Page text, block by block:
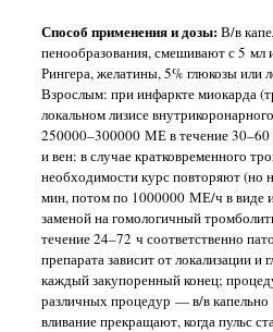
Способ применения и дозы:В/в
пенообразования, смешивают с 5 мл
Рингера, желатины, 5% глюкозы или
Взрослым: при инфаркте миокарда
локальном лизисе
250000–300000 МЕ в течение 30–60
и вен: в случае кратковременного
необходимости курс повторяют (но
мин, потом по 1000000 МЕ/ч в виде
заменой на гомологичный
течение 24–72 ч соответственно
препарата зависит от локализации
каждый закупоренный конец;
различных процедур — в/в
вливание прекращают, когда пульс